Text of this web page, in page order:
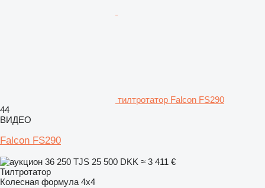
тилтротатор Falcon FS290
44
ВИДЕО
Falcon FS290
36 250 TJS 25 500 DKK ≈ 3 411 €
Тилтротатор
Колесная формула 4x4